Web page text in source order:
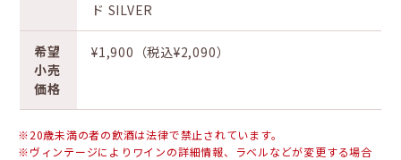
ド SILVER
希望
小売
価格
¥1,900（税込¥2,090）
※20歳未満の者の飲酒は法律で禁止されています。
※ヴィンテージによりワインの詳細情報、ラベルなどが変更する場合